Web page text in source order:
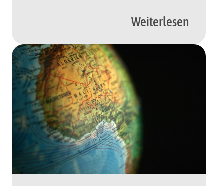
Vertreter unserer Regierung die Taliban
loben. Das ist gefährlich für unser Land und
Pressedienst Ucanews am Dienstag den
Vorsitzenden der […]
Weiterlesen